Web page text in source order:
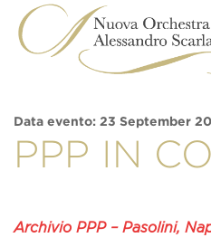
content
Data evento: 23 September
PPP IN
Archivio PPP – Pasolini,